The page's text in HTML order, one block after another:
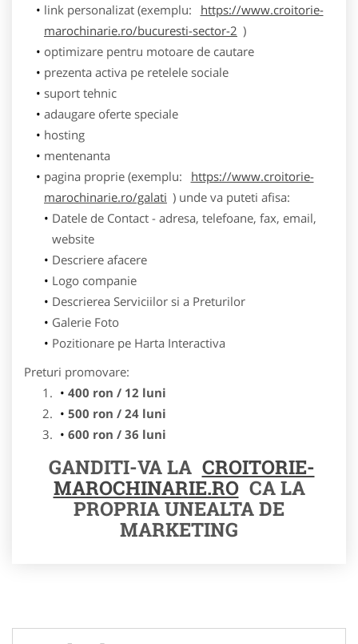
link personalizat (exemplu:
https://www.croitorie-
marochinarie.ro/bucuresti-sector-2 )
optimizare pentru motoare de cautare
prezenta activa pe retelele sociale
suport tehnic
adaugare oferte speciale
hosting
mentenanta
pagina proprie (exemplu:
https://www.croitorie-
marochinarie.ro/galati ) unde va puteti afisa:
Datele de Contact - adresa, telefoane, fax, email,
website
Descriere afacere
Logo companie
Descrierea Serviciilor si a Preturilor
Galerie Foto
Pozitionare pe Harta Interactiva
Preturi promovare:
400 ron / 12 luni
500 ron / 24 luni
600 ron / 36 luni
GANDITI-VA LA CROITORIE-
MAROCHINARIE.RO CA LA
PROPRIA UNEALTA DE
MARKETING